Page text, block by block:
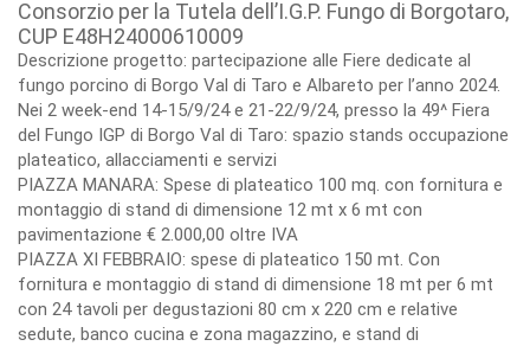
Consorzio per la Tutela dell’I.G.P. Fungo di Borgotaro,
CUP E48H24000610009
Descrizione progetto: partecipazione alle Fiere dedicate al
fungo porcino di Borgo Val di Taro e Albareto per l’anno 2024.
Nei 2 week-end 14-15/9/24 e 21-22/9/24, presso la 49^ Fiera
del Fungo IGP di Borgo Val di Taro: spazio stands occupazione
plateatico, allacciamenti e servizi
PIAZZA MANARA: Spese di plateatico 100 mq. con fornitura e
montaggio di stand di dimensione 12 mt x 6 mt con
pavimentazione € 2.000,00 oltre IVA
PIAZZA XI FEBBRAIO: spese di plateatico 150 mt. Con
fornitura e montaggio di stand di dimensione 18 mt per 6 mt
con 24 tavoli per degustazioni 80 cm x 220 cm e relative
sedute, banco cucina e zona magazzino, e stand di